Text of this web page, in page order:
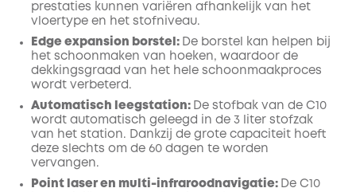
prestaties kunnen variëren afhankelijk van het
vloertype en het stofniveau.
Edge expansion borstel: De borstel kan helpen bij
het schoonmaken van hoeken, waardoor de
dekkingsgraad van het hele schoonmaakproces
wordt verbeterd.
Automatisch leegstation: De stofbak van de C10
wordt automatisch geleegd in de 3 liter stofzak
van het station. Dankzij de grote capaciteit hoeft
deze slechts om de 60 dagen te worden
vervangen.
Point laser en multi-infraroodnavigatie: De C10